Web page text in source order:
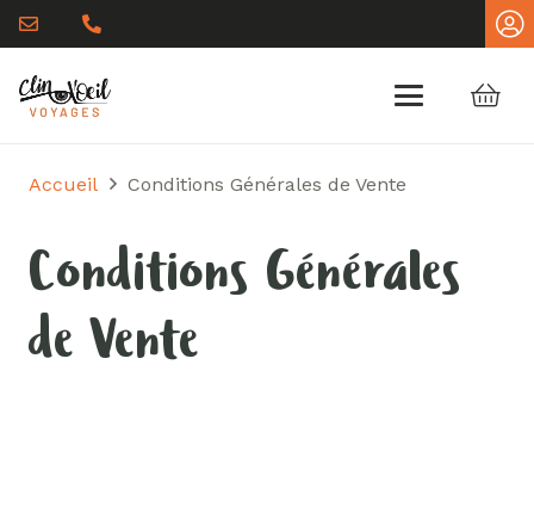
Accueil Conditions Générales de Vente
Conditions Générales
de Vente